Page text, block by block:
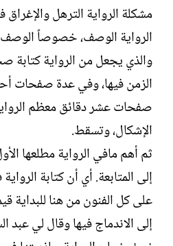
ا
ء
مشكلة الرواية الترهل
الرواية الوصف، خصوصاً
والذي يجعل من الرواية كتابة
الزمن فيها، وفي عدة صفحات
صفحات عشر دقائق معظم
الإشكال، وتسقط.‏
ثم أهم مافي الرواية مطلعها
إلى المتابعة. أي أن كتابة
على كل الفنون من هنا للبداية
إلى الاندماج فيها وقال لي عبد